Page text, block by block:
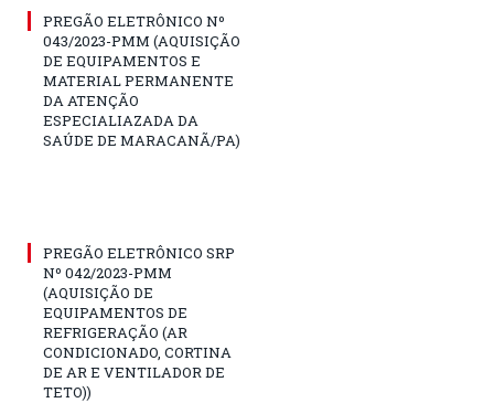
PREGÃO ELETRÔNICO Nº
043/2023-PMM (AQUISIÇÃO
DE EQUIPAMENTOS E
MATERIAL PERMANENTE
DA ATENÇÃO
ESPECIALIAZADA DA
SAÚDE DE MARACANÃ/PA)
PREGÃO ELETRÔNICO SRP
Nº 042/2023-PMM
(AQUISIÇÃO DE
EQUIPAMENTOS DE
REFRIGERAÇÃO (AR
CONDICIONADO, CORTINA
DE AR E VENTILADOR DE
TETO))